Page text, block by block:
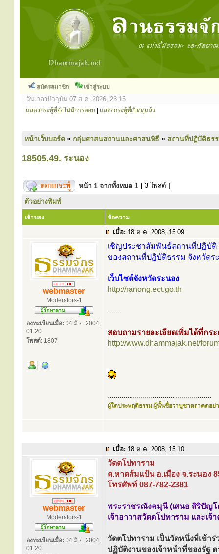
สมัครสมาชิก เข้าสู่ระบบ
วันเวลาปัจจุบัน 07 ส.ค. 2026, 23:15
แสดงกระทู้ที่ยังไม่มีการตอบ แสดงกระทู้ที่เปิดดูแล้ว
หน้าเว็บบอร์ด » กลุ่มศาสนสถานและศาสนพิธี » สถานที่ปฏิบัติธร
18505.49. ระนอง
หน้า 1 จากทั้งหมด 1 [ 3 โพสต์ ]
ตัวอย่างพิมพ์
เจ้าของ ข้อความ
เมื่อ: 18 ต.ค. 2008, 15:09
webmaster
Moderators-1
ลงทะเบียนเมื่อ: 04 มิ.ย. 2004,
01:20
โพสต์: 1807
เชิญประชาสัมพันธ์สถานที่ปฏิบัติ
ของสถานที่ปฏิบัติธรรม จังหวัดร
เว็บไซต์จังหวัดระนอง
http://ranong.ect.go.th
.......
สอบถามรายละเอียดเพิ่มได้ที่กร
http://www.dhammajak.net/
.....................................................
ผู้ใดประพฤติธรรม ผู้นั้นชื่อว่าบูชาตถาคตอย่า
เมื่อ: 18 ต.ค. 2008, 15:10
webmaster
Moderators-1
ลงทะเบียนเมื่อ: 04 มิ.ย. 2004,
01:20
วัดตโปทาราม
ต.หาดส้มแป้น อ.เมือง จ.ระนอง
โทรศัพท์ 087-782-2381
พระราชรณังคมุนี (เสนอ สิริปัญ
เจ้าอาวาสวัดตโปทาราม และเจ้
วัดตโปทาราม เป็นวัดหนึ่งที่เข้า
ปฏิบัติงานของเจ้าหน้าที่ของรัฐ